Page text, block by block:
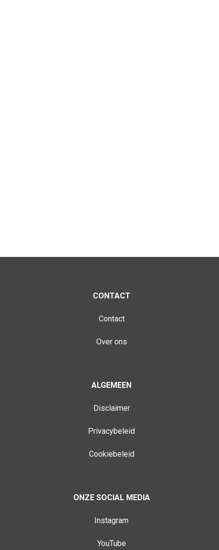
CONTACT
Contact
Over ons
ALGEMEEN
Disclaimer
Privacybeleid
Cookiebeleid
ONZE SOCIAL MEDIA
Instagram
YouTube